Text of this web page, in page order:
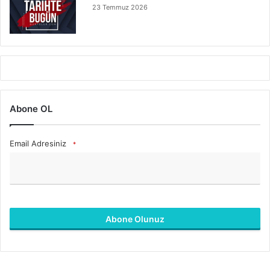
23 Temmuz 2026
Abone OL
Email Adresiniz *
Abone Olunuz